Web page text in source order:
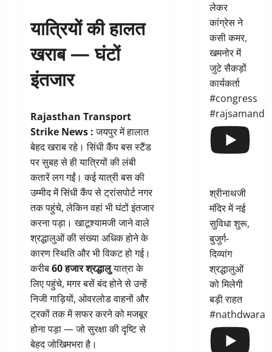
यात्रियों की हालत
खराब — घंटों
इंतजार
Rajasthan Transport
Strike News :जयपुर में हालात
बेहद खराब रहे। सिंधी कैंप बस स्टैंड
पर सुबह से ही यात्रियों की लंबी
कतारें लग गईं। कई यात्री बस की
उम्मीद में सिंधी कैंप से ट्रांसपोर्ट नगर
तक पहुंचे, लेकिन वहां भी घंटों इंतजार
करना पड़ा। खाटूश्यामजी जाने वाले
श्रद्धालुओं की संख्या अधिक होने के
कारण स्थिति और भी विकट हो गई।
करीब60 हजार श्रद्धालुयात्रा के
लिए पहुंचे, मगर बसें बंद होने से उन्हें
निजी गाड़ियों, ओवरलोड वाहनों और
ट्रकों तक में सफर करने को मजबूर
होना पड़ा — जो सुरक्षा की दृष्टि से
बेहद जोखिमभरा है।
लेकर
कांग्रेस ने
कसी कमर,
खमनोर में
जुटे सैकड़ों
कार्यकर्ता
#congress
#rajsamand
श्रीनाथजी
मंदिर में नई
सुविधा शुरू,
बुजुर्ग-
दिव्यांग
श्रद्धालुओं
को मिलेगी
बड़ी राहत
#nathdwara